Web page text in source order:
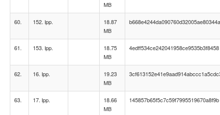
MB
60. 152. lpp.
18.87
MB
61. 153. lpp.
18.75
MB
4edff534ce242041958ce9535b3f8458
62. 16. lpp.
19.23
MB
63. 17. lpp.
18.66
MB
145857b65f5c7c59f7995519670a8f9b